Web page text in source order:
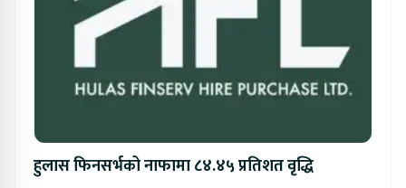
हुलास फिनसर्भको नाफामा ८४.४५ प्रतिशत वृद्धि